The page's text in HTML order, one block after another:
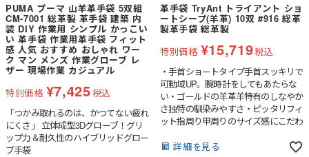
PUMA プーマ 山羊革手袋 5双組
CM-7001 総革製 革手袋 建築 内
装 DIY 作業用 シンプル かっこい
い 革手袋 作業用革手袋 フィット
感 人気 おすすめ おしゃれ ワー
ク マン メンズ 作業グローブ レ
ザー 現場作業 カジュアル
特別価格 ¥7,425税込
「つかみ取れるのは、かつてない疲れ
にくさ」 立体成型3Dグローブ！グリ
ップ力＆耐久性のハイブリッドグロー
ブ手袋
革手袋 TryAnt トライアント ショ
ートシープ(羊革) 10双 #916 総革
製革手袋 総革製
特別価格 ¥15,719税込
・手首ショートタイプ手首スッキリで
可動域UP。腕時計をしてもあたらな
い・ゴールドの羊革羊特有のしなやか
さ独特の馴染みやすさ・ピッタリフィ
ット指周り甲周りのサイズ感にこだわ
強で引っ張りやすく装着しやすい・映
詳細を見る